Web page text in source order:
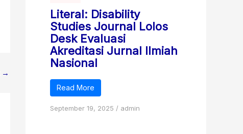
→
Literal: Disability
Studies Journal Lolos
Desk Evaluasi
Akreditasi Jurnal Ilmiah
Nasional
Read More
September 19, 2025 / admin